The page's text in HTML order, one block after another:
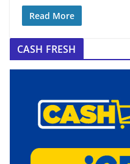
Read More
CASH FRESH